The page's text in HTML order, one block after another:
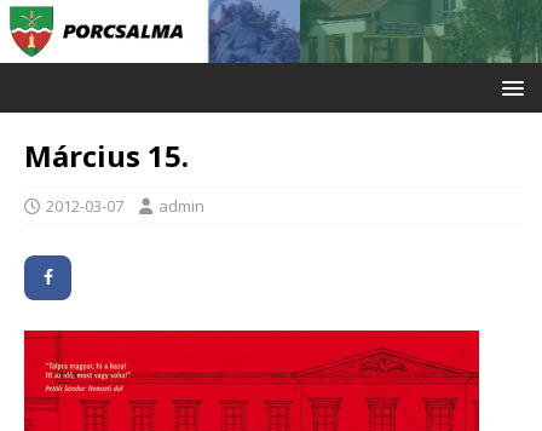
Március 15.
2012-03-07 admin